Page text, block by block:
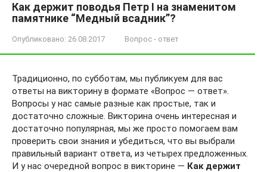
Как держит поводья Петр I на знаменитом
памятнике “Медный всадник”?
Опубликовано: 26.08.2017 Вопрос - ответ
Традиционно, по субботам, мы публикуем для вас
ответы на викторину в формате «Вопрос — ответ».
Вопросы у нас самые разные как простые, так и
достаточно сложные. Викторина очень интересная и
достаточно популярная, мы же просто помогаем вам
проверить свои знания и убедиться, что вы выбрали
правильный вариант ответа, из четырех предложенных.
И у нас очередной вопрос в викторине — Как держит